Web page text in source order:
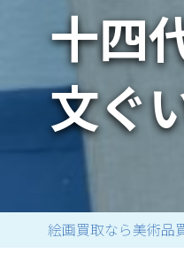
初めての美術品
YOUTUBE
絵画買取
西洋アンティー
3つの買取方法
宅配・郵送買取
時価評価サービス
東京店
会社概要
消費者志向自主
十四
文ぐ
絵画買取なら美術品